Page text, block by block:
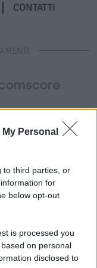
Personal
to third parties, or
for
below opt-out
is processed you
on personal
disclosed to
CONTATTI
- Testata
N. 8/2020 - RG N.
ALL’ANSO
ONLINE)